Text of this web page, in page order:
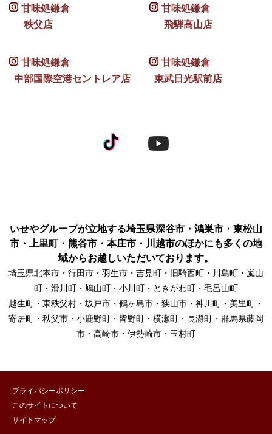
甘味処鎌倉
秩父店
甘味処鎌倉
飛騨高山店
甘味処鎌倉
中部国際空港セントレア店
甘味処鎌倉
東武日光駅前店
いせやグループが立地する埼玉県深谷市・鴻巣市・東松山
市・上里町・熊谷市・本庄市・川越市のほかにも多くの地
域からお越しいただいております。
埼玉県北本市・行田市・羽生市・吉見町・旧騎西町・川島町・嵐山
町・滑川町・鳩山町・小川町・ときがわ町・毛呂山町
越生町・東秩父村・坂戸市・鶴ヶ島市・狭山市・神川町・美里町・
寄居町・秩父市・小鹿野町・皆野町・横瀬町・長瀞町・群馬県藤岡
市・高崎市・伊勢崎市・玉村町
プライバシーポリシー
このサイトについて
サイトマップ